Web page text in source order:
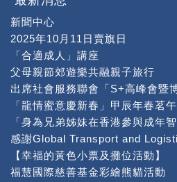
新聞中心
2025年10月11日賣旗日
「合適成人」講座
父母親節郊遊樂共融親子旅行
出席社會服務聯會「S+高峰會暨
「龍情蜜意慶新春」甲辰年春茗
「身為兄弟姊妹在香港參與成年
感謝Global Transport and
【幸福的黃色小票及攤位活動】
福慧國際慈善基金彩繪熊貓活動